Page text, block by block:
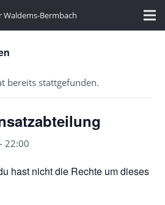
Waldems-Bermbach
bereits stattgefunden.
- 22:00
hast nicht die Rechte um dieses